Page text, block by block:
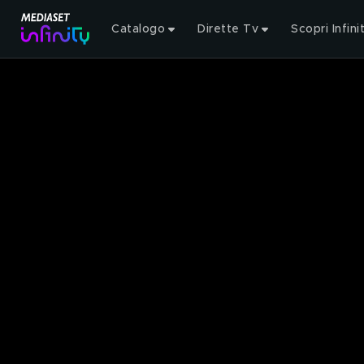
Catalogo Dirette Tv Scopri